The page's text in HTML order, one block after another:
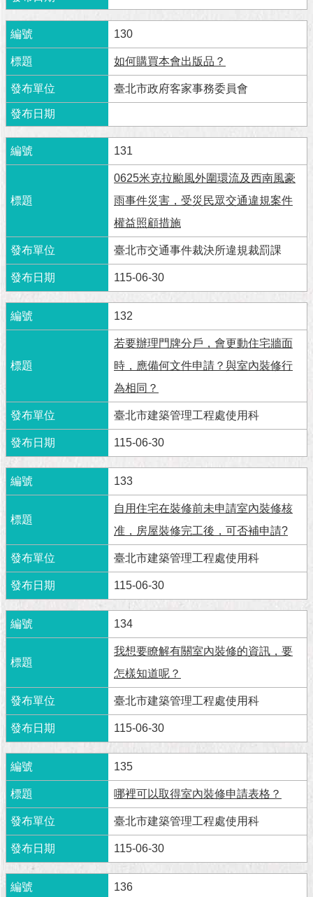
與
區
臺
北
旅
遊
網
政
府
站
放
宣
告
隱
私
及
安
全
政
策
RSS
絡
們
（陳
情
系
統
1999）
130
如何購買本會出版品？
臺北市政府客家事務委員會
131
0625米克拉颱風外圍環流及西南風豪
雨事件災害，受災民眾交通違規案件
權益照顧措施
臺北市交通事件裁決所違規裁罰課
115-06-30
132
若要辦理門牌分戶，會更動住宅牆面
時，應備何文件申請？與室內裝修行
為相同？
臺北市建築管理工程處使用科
115-06-30
133
自用住宅在裝修前未申請室內裝修核
准，房屋裝修完工後，可否補申請?
臺北市建築管理工程處使用科
115-06-30
134
我想要瞭解有關室內裝修的資訊，要
怎樣知道呢？
臺北市建築管理工程處使用科
115-06-30
135
哪裡可以取得室內裝修申請表格？
臺北市建築管理工程處使用科
115-06-30
136